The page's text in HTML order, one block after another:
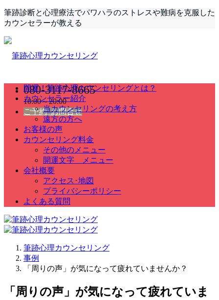
筆跡診断と心理療法でパワハラのストレスや難病を克服した
カウンセラーが教える
080-3117-8665
10:00～20:00
ご予約･お問合せ
開運！筆跡心理カウンセリングとは？
カウンセラー紹介
当カウンセリングの考え方
遠方の方へ
お客様の声
カウンセリング料金
その他のメニュー
開運文字 メニュー
会社概要
アクセス･地図
プライバシーポリシー
よくある質問
筆跡心理カウンセリング
事例
「周りの声」が気になって疲れていませんか？
「周りの声」が気になって疲れていま